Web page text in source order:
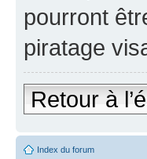
pourront
piratage
Retour à
Index du forum